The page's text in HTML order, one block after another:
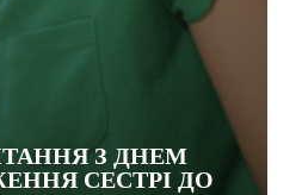
З ДНЕМ
СЕСТРІ ДО